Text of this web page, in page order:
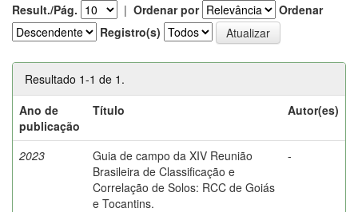
Result./Pág. | Ordenar por
Ordenar
Registro(s)
Resultado 1-1 de 1.
Ano de
publicação
Título Autor(es)
2023
Guia de campo da XIV Reunião
Brasileira de Classificação e
Correlação de Solos: RCC de Goiás
e Tocantins.
-